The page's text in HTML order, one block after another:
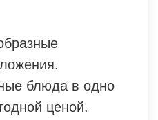
блюда в одно
ценой.